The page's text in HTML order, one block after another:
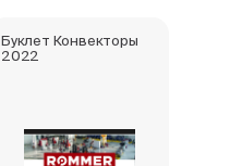
Буклет Конвекторы
2022